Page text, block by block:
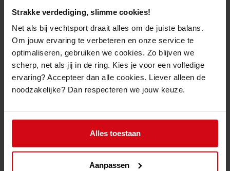
Strakke verdediging, slimme cookies!
Net als bij vechtsport draait alles om de juiste balans.
Om jouw ervaring te verbeteren en onze service te
optimaliseren, gebruiken we cookies. Zo blijven we
scherp, net als jij in de ring. Kies je voor een volledige
ervaring? Accepteer dan alle cookies. Liever alleen de
noodzakelijke? Dan respecteren we jouw keuze.
Alles toestaan
Aanpassen
De Booster Enkelkousen "PRO"geven je enkels de steun die ze nodig
hebben tijdens intensieve trainingen.
Verkocht per paar